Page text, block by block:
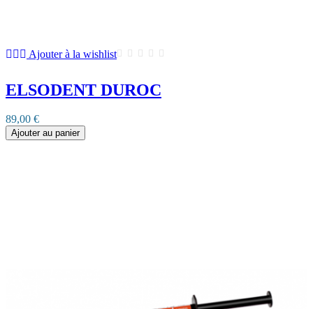
Ajouter à la wishlist
ELSODENT DUROC
89,00 €
Ajouter au panier